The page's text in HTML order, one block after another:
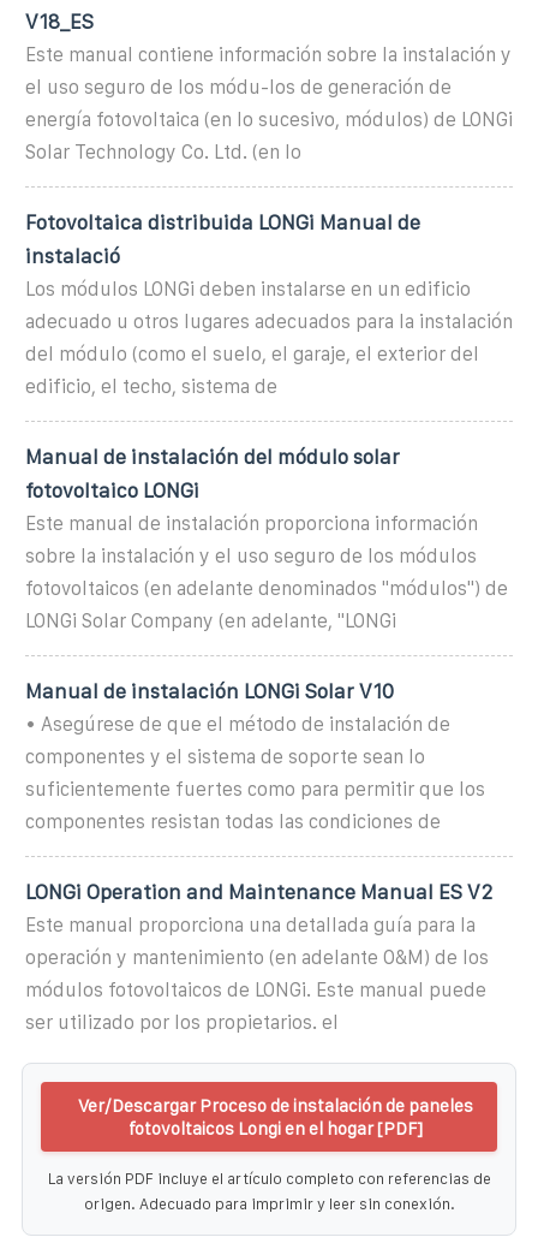
V18_ES
Este manual contiene información sobre la instalación y
el uso seguro de los módu-los de generación de
energía fotovoltaica (en lo sucesivo, módulos) de LONGi
Solar Technology Co. Ltd. (en lo
Fotovoltaica distribuida LONGi Manual de
instalació
Los módulos LONGi deben instalarse en un edificio
adecuado u otros lugares adecuados para la instalación
del módulo (como el suelo, el garaje, el exterior del
edificio, el techo, sistema de
Manual de instalación del módulo solar
fotovoltaico LONGi
Este manual de instalación proporciona información
sobre la instalación y el uso seguro de los módulos
fotovoltaicos (en adelante denominados "módulos") de
LONGi Solar Company (en adelante, "LONGi
Manual de instalación LONGi Solar V10
• Asegúrese de que el método de instalación de
componentes y el sistema de soporte sean lo
suficientemente fuertes como para permitir que los
componentes resistan todas las condiciones de
LONGi Operation and Maintenance Manual ES V2
Este manual proporciona una detallada guía para la
operación y mantenimiento (en adelante O&M) de los
módulos fotovoltaicos de LONGi. Este manual puede
ser utilizado por los propietarios. el
Ver/Descargar Proceso de instalación de paneles
fotovoltaicos Longi en el hogar [PDF]
La versión PDF incluye el artículo completo con referencias de
origen. Adecuado para imprimir y leer sin conexión.